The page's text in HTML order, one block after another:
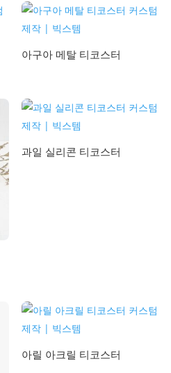
아구아 메탈 티코스터
과일 실리콘 티코스터
아릴 아크릴 티코스터